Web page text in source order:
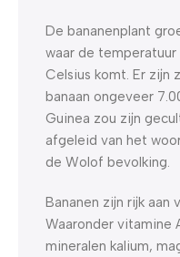
De bananenplant
waar de temperatuur
Celsius komt. Er zijn
banaan ongeveer
Guinea zou zijn
afgeleid van het
de Wolof bevolking.
Bananen zijn rijk aan
Waaronder vitamine
mineralen kalium,